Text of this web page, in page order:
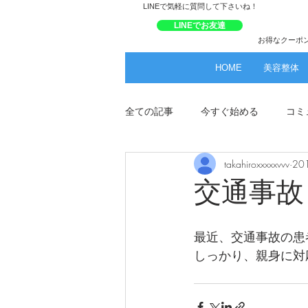
​LINEで気軽に質問して下さいね！
LINEでお友達
お得なクーポ
HOME 美容整体
全ての記事 今すぐ始める コ
交通事故
takahiroxxxxxvvv
最近、交通事故の
しっかり、親身に